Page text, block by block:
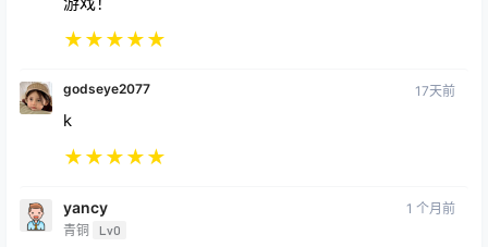
★★
k
★
青铜 Lv0
上头显后，游戏的画面和手感都远超预告片。用眼睛控